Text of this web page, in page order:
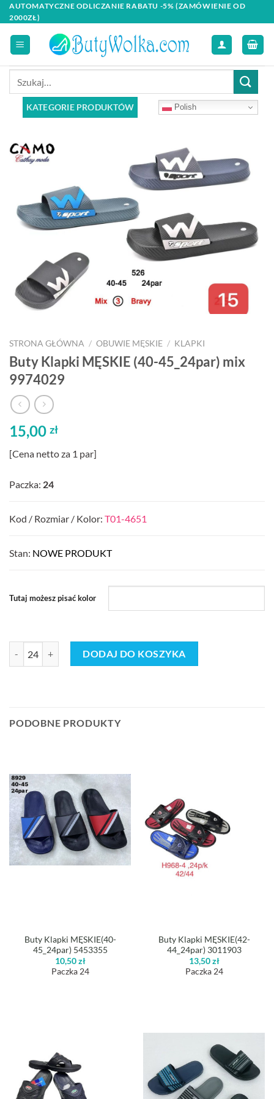
Skip
to
content
AUTOMATYCZNE ODLICZANIE RABATU -5% (ZAMÓWIENIE OD
2000ZŁ)
KATEGORIE PRODUKTÓW Polish
STRONA GŁÓWNA / OBUWIE MĘSKIE / KLAPKI
Buty Klapki MĘSKIE (40-45_24par) mix
9974029
15,00 zł
[Cena netto za 1 par]
Paczka: 24
Kod / Rozmiar / Kolor: T01-4651
Stan: NOWE PRODUKT
Tutaj możesz pisać kolor
DODAJ DO KOSZYKA
PODOBNE PRODUKTY
Buty Klapki MĘSKIE(40-
45_24par) 5453355
10,50zł
Paczka 24
Buty Klapki MĘSKIE(42-
44_24par) 3011903
13,50zł
Paczka 24